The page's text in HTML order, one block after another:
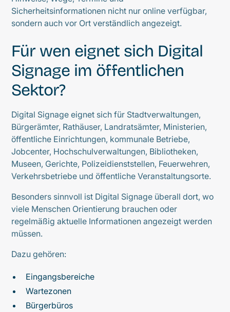
Sicherheitsinformationen nicht nur online verfügbar,
sondern auch vor Ort verständlich angezeigt.
Für wen eignet sich Digital
Signage im öffentlichen
Sektor?
Digital Signage eignet sich für Stadtverwaltungen,
Bürgerämter, Rathäuser, Landratsämter, Ministerien,
öffentliche Einrichtungen, kommunale Betriebe,
Jobcenter, Hochschulverwaltungen, Bibliotheken,
Museen, Gerichte, Polizeidienststellen, Feuerwehren,
Verkehrsbetriebe und öffentliche Veranstaltungsorte.
Besonders sinnvoll ist Digital Signage überall dort, wo
viele Menschen Orientierung brauchen oder
regelmäßig aktuelle Informationen angezeigt werden
müssen.
Dazu gehören:
Eingangsbereiche
Wartezonen
Bürgerbüros